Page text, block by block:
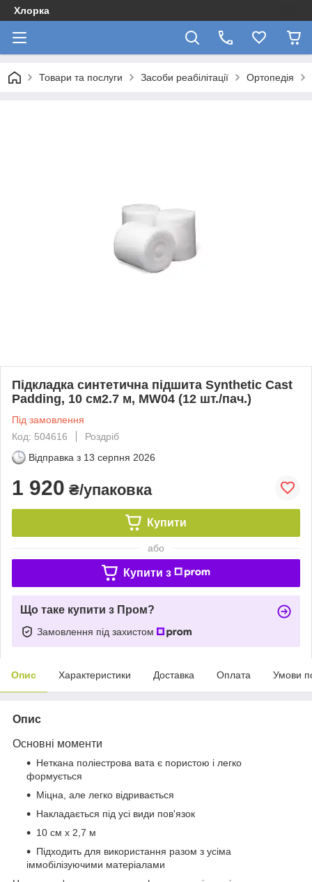
Хлорка
Товари та послуги Засоби реабілітації Ортопедія
Підкладка синтетична підшита Synthetic Cast
Padding, 10 см2.7 м, MW04 (12 шт./пач.)
Під замовлення
Код: 504616
Роздріб
Відправка з 13 серпня 2026
1 920 ₴/упаковка
Купити
або
Купити з
Що таке купити з Пром?
Замовлення під захистом
Опис Характеристики Доставка Оплата Умови
Опис
Основні моменти
Неткана поліестрова вата є пористою і легко
формується
Міцна, але легко відривається
Накладається під усі види пов'язок
10 см х 2,7 м
Підходить для використання разом з усіма
іммобілізуючими матеріалами